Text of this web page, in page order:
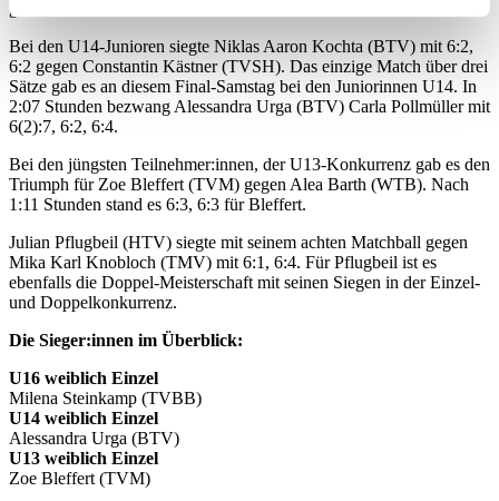
Erfahren Sie mehr darüber, wie Ihre persönlichen Daten
verarbeitet werden, und legen Sie Ihre Präferenzen im
Abschnitt Einzelheitenfest.
Wir verwenden Cookies, um Inhalte und Anzeigen zu
personalisieren, Funktionen für soziale Medien anbieten
analysieren. Außerdem geben wir Informationen zu Ihrer
Verwendung unserer Website an unsere Partner für
soziale Medien, Werbung und Analysen weiter. Unsere
Partner führen diese Informationen möglicherweise mit
haben oder die sie im Rahmen Ihrer Nutzung der Dienste
gesammelt haben. Die
jederzeit über den Link im Footer aufgerufen und
angepasst werden.
gebracht.“
Bei den U14-Junioren siegte Niklas Aaron Kochta (BTV) mit 6:2,
6:2 gegen Constantin Kästner (TVSH). Das einzige Match über drei
Sätze gab es an diesem Final-Samstag bei den Juniorinnen U14. In
2:07 Stunden bezwang Alessandra Urga (BTV) Carla Pollmüller mit
6(2):7, 6:2, 6:4.
Bei den jüngsten Teilnehmer:innen, der U13-Konkurrenz gab es den
Triumph für Zoe Bleffert (TVM) gegen Alea Barth (WTB). Nach
1:11 Stunden stand es 6:3, 6:3 für Bleffert.
Julian Pflugbeil (HTV) siegte mit seinem achten Matchball gegen
Mika Karl Knobloch (TMV) mit 6:1, 6:4. Für Pflugbeil ist es
ebenfalls die Doppel-Meisterschaft mit seinen Siegen in der Einzel-
und Doppelkonkurrenz.
Die Sieger:innen im Überblick:
U16 weiblich Einzel
Milena Steinkamp (TVBB)
U14 weiblich Einzel
Alessandra Urga (BTV)
U13 weiblich Einzel
Zoe Bleffert (TVM)